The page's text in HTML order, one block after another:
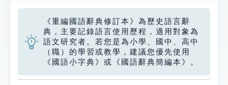
生命大百科索引
遊戲專區
教學應用
《重編國語辭典修訂本》為歷史語言辭
典，主要記錄語言使用歷程，適用對象為
語文研究者。若您是為小學、國中、高中
（職）的學習或教學，建議您優先使用
《國語小字典》或《國語辭典簡編本》。